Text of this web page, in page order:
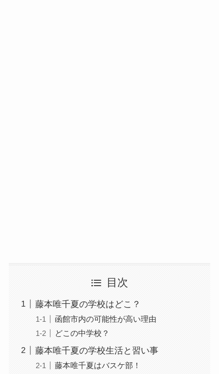
目次
藤本唯千夏の学校はどこ？
函館市内の可能性が高い理由
どこの中学校？
藤本唯千夏の学校生活と習い事
藤本唯千夏はバスケ部！